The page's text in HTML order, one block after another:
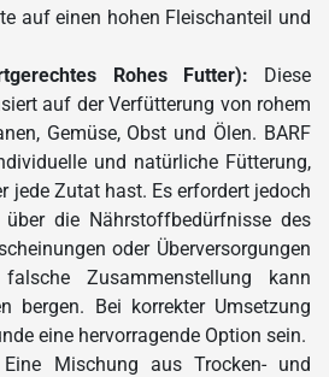
auf einen hohen Fleischanteil und
Rohes Futter): Diese
auf der Verfütterung von rohem
Gemüse, Obst und Ölen. BARF
und natürliche Fütterung,
jede Zutat hast. Es erfordert jedoch
die Nährstoffbedürfnisse des
oder Überversorgungen
Zusammenstellung kann
bergen. Bei korrekter Umsetzung
eine hervorragende Option sein.
Eine Mischung aus Trocken- und